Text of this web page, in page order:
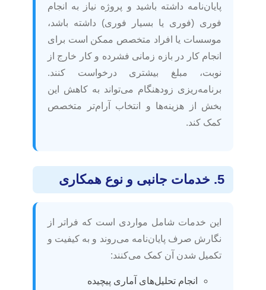
پایان‌نامه داشته باشید و پروژه نیاز به انجام
فوری (فوری یا بسیار فوری) داشته باشد،
موسسات یا افراد متخصص ممکن است برای
انجام کار در بازه زمانی فشرده و کار خارج از
نوبت، مبلغ بیشتری درخواست کنند.
برنامه‌ریزی زودهنگام می‌تواند به کاهش این
بخش از هزینه‌ها و انتخاب آرام‌تر متخصص
کمک کند.
5. خدمات جانبی و نوع همکاری
این خدمات شامل مواردی است که فراتر از
نگارش صرف پایان‌نامه می‌روند و به کیفیت و
تکمیل شدن آن کمک می‌کنند:
انجام تحلیل‌های آماری پیچیده